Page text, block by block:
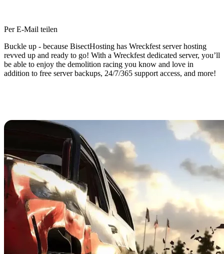
Per E-Mail teilen
Buckle up - because BisectHosting has Wreckfest server hosting
revved up and ready to go! With a Wreckfest dedicated server, you’ll
be able to enjoy the demolition racing you know and love in
addition to free server backups, 24/7/365 support access, and more!